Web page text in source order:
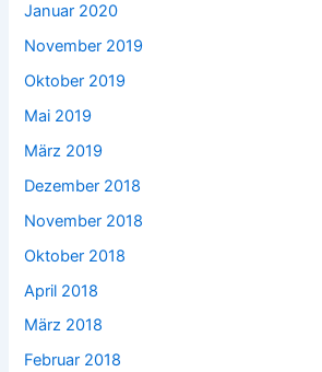
Januar 2020
November 2019
Oktober 2019
Mai 2019
März 2019
Dezember 2018
November 2018
Oktober 2018
April 2018
März 2018
Februar 2018